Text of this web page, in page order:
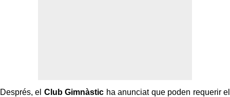
Després, el Club Gimnàstic ha anunciat que poden requerir el